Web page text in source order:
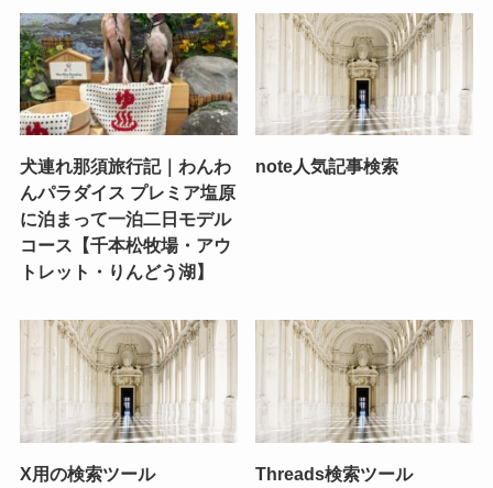
犬連れ那須旅行記｜わんわ
んパラダイス プレミア塩原
に泊まって一泊二日モデル
コース【千本松牧場・アウ
トレット・りんどう湖】
note人気記事検索
X用の検索ツール Threads検索ツール